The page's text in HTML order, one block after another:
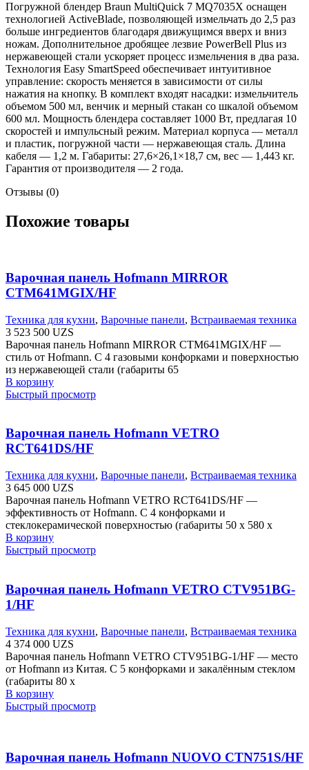
Погружной блендер Braun MultiQuick 7 MQ7035X оснащен
технологией ActiveBlade, позволяющей измельчать до 2,5 раз
больше ингредиентов благодаря движущимся вверх и вниз
ножам. Дополнительное дробящее лезвие PowerBell Plus из
нержавеющей стали ускоряет процесс измельчения в два раза.
Технология Easy SmartSpeed обеспечивает интуитивное
управление: скорость меняется в зависимости от силы
нажатия на кнопку. В комплект входят насадки: измельчитель
объемом 500 мл, венчик и мерный стакан со шкалой объемом
600 мл. Мощность блендера составляет 1000 Вт, предлагая 10
скоростей и импульсный режим. Материал корпуса — металл
и пластик, погружной части — нержавеющая сталь. Длина
кабеля — 1,2 м. Габариты: 27,6×26,1×18,7 см, вес — 1,443 кг.
Гарантия от производителя — 2 года.
Отзывы (0)
Похожие товары
Варочная панель Hofmann MIRROR
CTM641MGIX/HF
Техника для кухни, Варочные панели, Встраиваемая техника
3 523 500 UZS
Варочная панель Hofmann MIRROR CTM641MGIX/HF —
стиль от Hofmann. С 4 газовыми конфорками и поверхностью
из нержавеющей стали (габариты 65
В корзину
Быстрый просмотр
Варочная панель Hofmann VETRO
RCT641DS/HF
Техника для кухни, Варочные панели, Встраиваемая техника
3 645 000 UZS
Варочная панель Hofmann VETRO RCT641DS/HF —
эффективность от Hofmann. С 4 конфорками и
стеклокерамической поверхностью (габариты 50 х 580 х
В корзину
Быстрый просмотр
Варочная панель Hofmann VETRO CTV951BG-
1/HF
Техника для кухни, Варочные панели, Встраиваемая техника
4 374 000 UZS
Варочная панель Hofmann VETRO CTV951BG-1/HF — место
от Hofmann из Китая. С 5 конфорками и закалённым стеклом
(габариты 80 х
В корзину
Быстрый просмотр
Варочная панель Hofmann NUOVO CTN751S/HF